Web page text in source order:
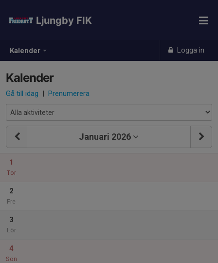
Kalender Logga in
Ljungby FIK
Kalender
Gå till idag | Prenumerera
Januari 2026
1
Tor
2
Fre
3
Lör
4
Sön